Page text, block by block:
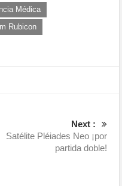
Médica
Rubicon
Next :
Satélite Pléiades Neo ¡por
partida doble!